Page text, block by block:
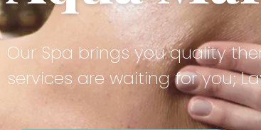
Our Spa brings you quality
services are waiting for you;